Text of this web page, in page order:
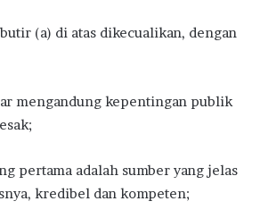
(a) di atas dikecualikan, dengan
mengandung kepentingan publik
pertama adalah sumber yang jelas
kredibel dan kompeten;